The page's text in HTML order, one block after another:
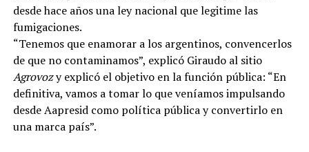
desde hace años una ley nacional que legitime las
fumigaciones.
“Tenemos que enamorar a los argentinos, convencerlos
de que no contaminamos”, explicó Giraudo al sitio
Agrovozy explicó el objetivo en la función pública: “En
definitiva, vamos a tomar lo que veníamos impulsando
desde Aapresid como política pública y convertirlo en
una marca país”.